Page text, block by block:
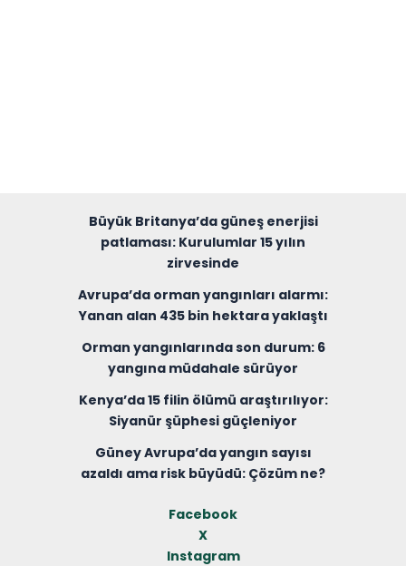
Büyük Britanya’da güneş enerjisi
patlaması: Kurulumlar 15 yılın
zirvesinde
Avrupa’da orman yangınları alarmı:
Yanan alan 435 bin hektara yaklaştı
Orman yangınlarında son durum: 6
yangına müdahale sürüyor
Kenya’da 15 filin ölümü araştırılıyor:
Siyanür şüphesi güçleniyor
Güney Avrupa’da yangın sayısı
azaldı ama risk büyüdü: Çözüm ne?
Facebook
X
Instagram